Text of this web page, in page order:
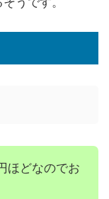
ほどなのでお